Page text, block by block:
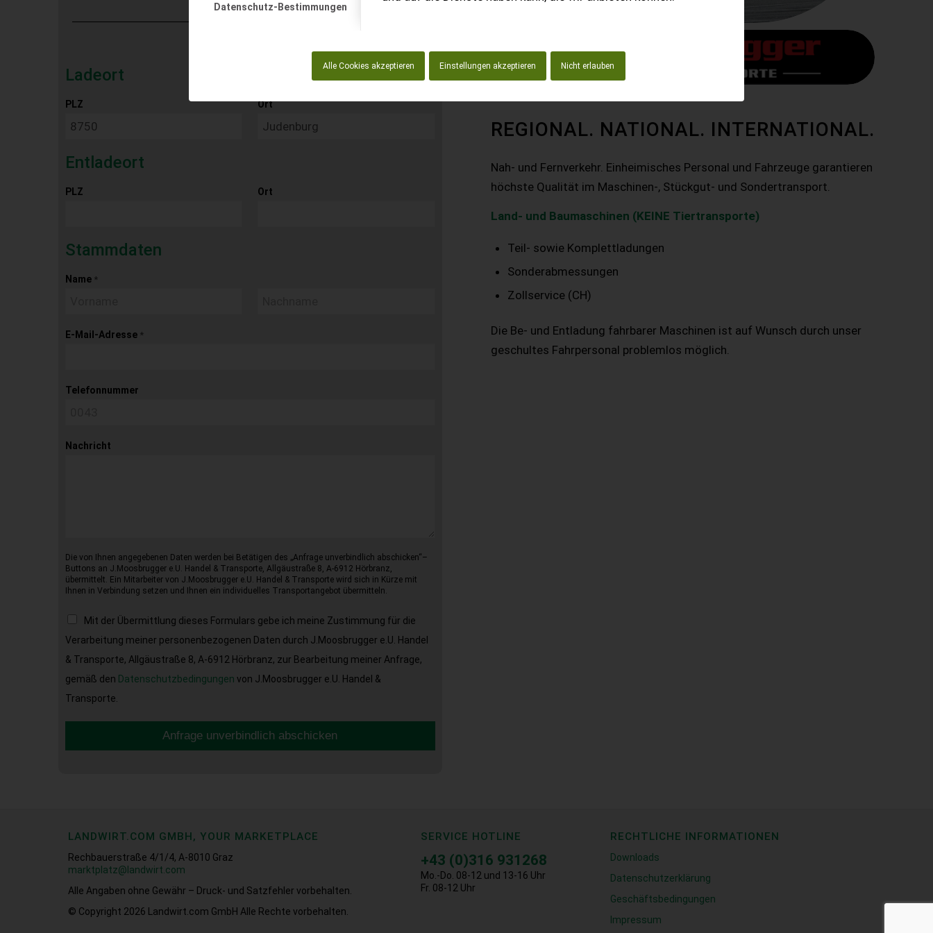
Datenschutz-Bestimmungen
Alle Cookies akzeptieren Einstellungen akzeptieren Nicht erlauben
Ladeort
PLZ Ort
Entladeort
PLZ Ort
Stammdaten
Name *
E-Mail-Adresse *
Telefonnummer
Nachricht
Die von Ihnen angegebenen Daten werden bei Betätigen des „Anfrage unverbindlich abschicken“–
Buttons an J.Moosbrugger e.U. Handel & Transporte, Allgäustraße 8, A-6912 Hörbranz,
übermittelt. Ein Mitarbeiter von J.Moosbrugger e.U. Handel & Transporte wird sich in Kürze mit
Ihnen in Verbindung setzen und Ihnen ein individuelles Transportangebot übermitteln.
Mit der Übermittlung dieses Formulars gebe ich meine Zustimmung für die
Verarbeitung meiner personenbezogenen Daten durch J.Moosbrugger e.U. Handel
& Transporte, Allgäustraße 8, A-6912 Hörbranz, zur Bearbeitung meiner Anfrage,
gemäß den Datenschutzbedingungen von J.Moosbrugger e.U. Handel &
Transporte.
Anfrage unverbindlich abschicken
REGIONAL. NATIONAL. INTERNATIONAL.
Nah- und Fernverkehr. Einheimisches Personal und Fahrzeuge garantieren
höchste Qualität im Maschinen-, Stückgut- und Sondertransport.
Land- und Baumaschinen (KEINE Tiertransporte)
Teil- sowie Komplettladungen
Sonderabmessungen
Zollservice (CH)
Die Be- und Entladung fahrbarer Maschinen ist auf Wunsch durch unser
geschultes Fahrpersonal problemlos möglich.
LANDWIRT.COM GMBH, YOUR MARKETPLACE
Rechbauerstraße 4/1/4, A-8010 Graz
marktplatz@landwirt.com
Alle Angaben ohne Gewähr – Druck- und Satzfehler vorbehalten.
© Copyright 2026
Landwirt.com GmbH Alle Rechte vorbehalten.
SERVICE HOTLINE
+43 (0)316 931268
Mo.-Do. 08-12 und 13-16 Uhr
Fr. 08-12 Uhr
RECHTLICHE INFORMATIONEN
Downloads
Datenschutzerklärung
Geschäftsbedingungen
Impressum